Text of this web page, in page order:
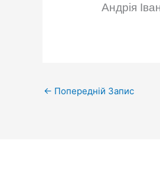
Андрія
← Попередній Запис